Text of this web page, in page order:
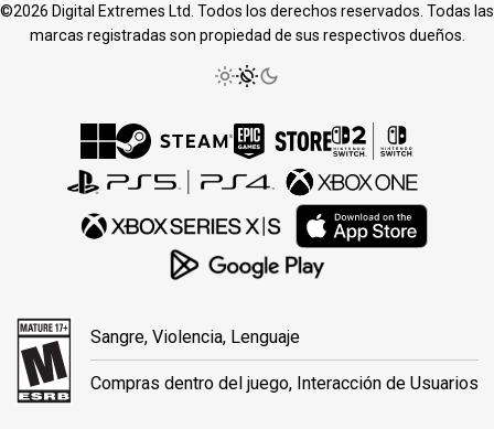
©2026 Digital Extremes Ltd. Todos los derechos reservados. Todas las
marcas registradas son propiedad de sus respectivos dueños.
Sangre, Violencia, Lenguaje
Compras dentro del juego, Interacción de Usuarios